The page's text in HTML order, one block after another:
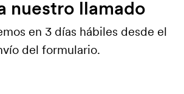
nuestro llamado
en 3 días hábiles desde el
del formulario.